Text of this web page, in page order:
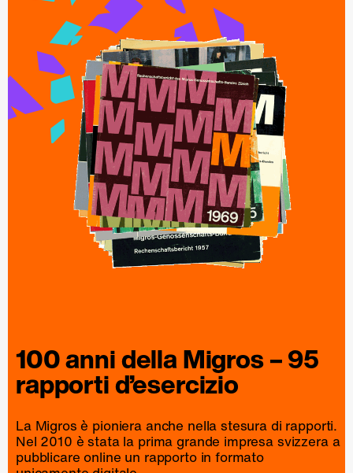
100 anni dellaMigros– 95
rapportid’esercizio
La Migros è pioniera anche nella stesura di rapporti.
Nel 2010 è stata la prima grande impresa svizzera a
pubblicare online un rapportoin formato